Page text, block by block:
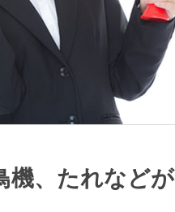
機、たれなどが